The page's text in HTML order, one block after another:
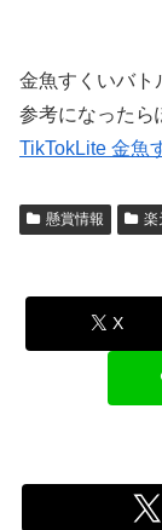
金魚すくいバト
参考になったら
TikTokLite 金魚
懸賞情報 楽
X